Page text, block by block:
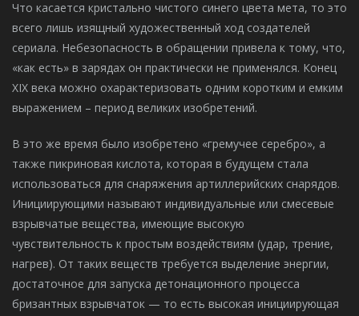
Что касается кристально чистого синего цвета мета, то это
всего лишь изящный художественный ход создателей
сериала. Небезопасность в обращении привела к тому, что,
«как есть» в зарядах он практически не применялся. Конец
XIX века можно охарактеризовать одним коротким и емким
выражением – период великих изобретений.
В это же время было изобретено «гремучее серебро», а
также пикриновая кислота, которая в будущем стала
использоваться для снаряжения артиллерийских снарядов.
Инициирующими называют индивидуальные или смесевые
взрывчатые вещества, имеющие высокую
чувствительность к простым воздействиям (удар, трение,
нагрев). От таких веществ требуется выделение энергии,
достаточное для запуска детонационного процесса
бризантных взрывчаток — то есть высокая инициирующая